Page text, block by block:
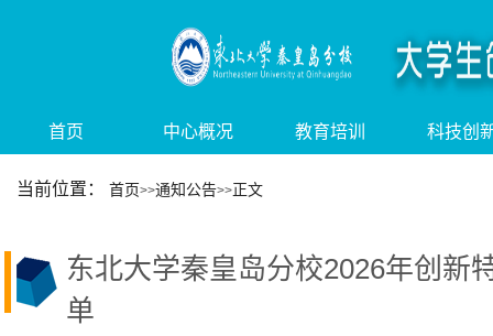
首页 中心概况 教育培训 科技创
当前位置： 首页>>通知公告>>正文
东北大学秦皇岛分校2026年创新
单